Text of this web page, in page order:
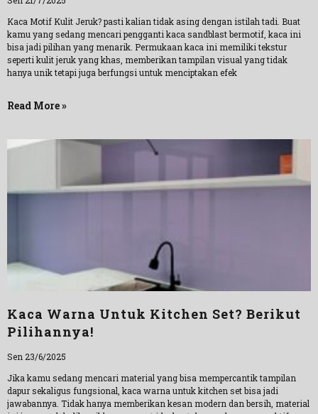
Kaca Motif Kulit Jeruk? pasti kalian tidak asing dengan istilah tadi. Buat
kamu yang sedang mencari pengganti kaca sandblast bermotif, kaca ini
bisa jadi pilihan yang menarik. Permukaan kaca ini memiliki tekstur
seperti kulit jeruk yang khas, memberikan tampilan visual yang tidak
hanya unik tetapi juga berfungsi untuk menciptakan efek
Read More »
Kaca Warna Untuk Kitchen Set? Berikut
Pilihannya!
Sen 23/6/2025
Jika kamu sedang mencari material yang bisa mempercantik tampilan
dapur sekaligus fungsional, kaca warna untuk kitchen set bisa jadi
jawabannya. Tidak hanya memberikan kesan modern dan bersih, material